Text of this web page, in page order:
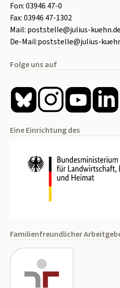
Fon:03946 47-0
Fax:03946 47-1302
Mail: poststelle@julius-kuehn.de
De-Mail:poststelle@julius-
Folge uns auf
Eine Einrichtung des
Familienfreundlicher